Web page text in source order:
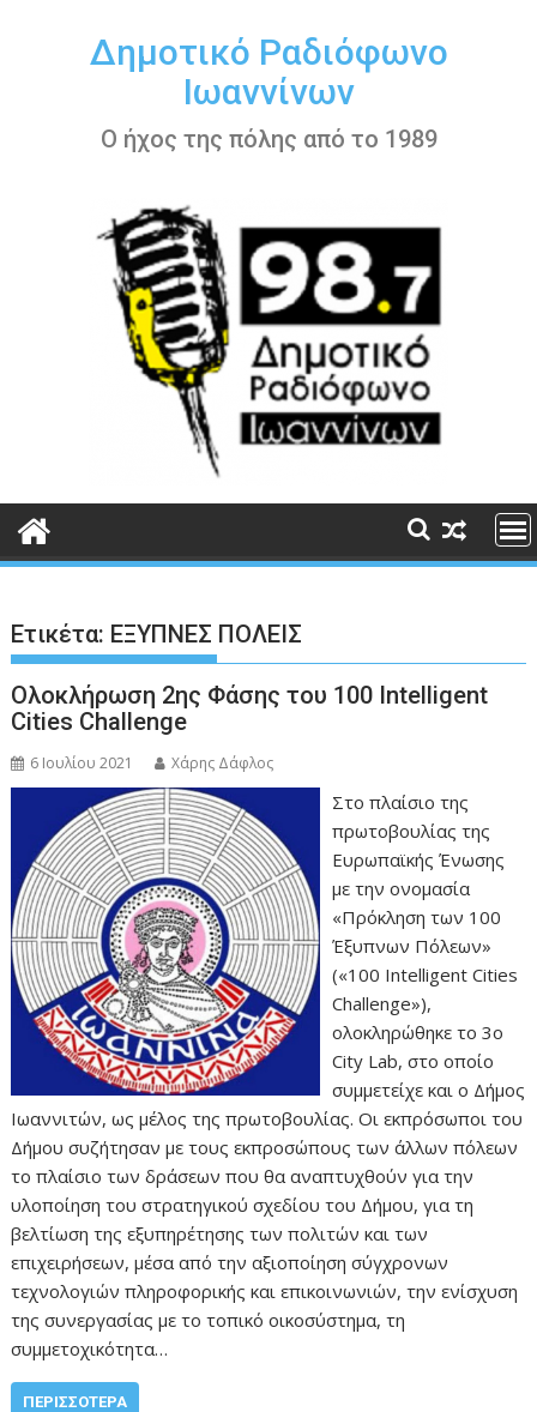
περιεχόμενοΔημοτικό Ραδιόφωνο
Ιωαννίνων
Ο ήχος της πόλης από το 1989
Ετικέτα: ΕΞΥΠΝΕΣ ΠΟΛΕΙΣ
Ολοκλήρωση 2ης Φάσης του 100 Intelligent
Cities Challenge
6 Ιουλίου 2021 Χάρης Δάφλος
Στο πλαίσιο της
πρωτοβουλίας της
Ευρωπαϊκής Ένωσης
με την ονομασία
«Πρόκληση των 100
Έξυπνων Πόλεων»
(«100 Intelligent Cities
Challenge»),
ολοκληρώθηκε το 3ο
City Lab, στο οποίο
συμμετείχε και ο Δήμος
Ιωαννιτών, ως μέλος της πρωτοβουλίας. Οι εκπρόσωποι του
Δήμου συζήτησαν με τους εκπροσώπους των άλλων πόλεων
το πλαίσιο των δράσεων που θα αναπτυχθούν για την
υλοποίηση του στρατηγικού σχεδίου του Δήμου, για τη
βελτίωση της εξυπηρέτησης των πολιτών και των
επιχειρήσεων, μέσα από την αξιοποίηση σύγχρονων
τεχνολογιών πληροφορικής και επικοινωνιών, την ενίσχυση
της συνεργασίας με το τοπικό οικοσύστημα, τη
συμμετοχικότητα…
ΠΕΡΙΣΣΌΤΕΡΑ